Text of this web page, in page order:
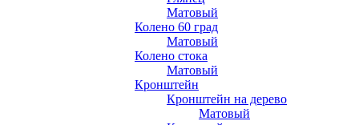
Матовый
Колено 60 град
Матовый
Колено стока
Матовый
Кронштейн
Кронштейн на дерево
Матовый